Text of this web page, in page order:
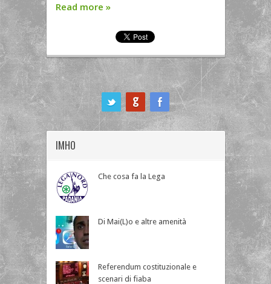
Read more »
IMHO
Che cosa fa la Lega
Di Mai(L)o e altre amenità
Referendum costituzionale e
scenari di fiaba